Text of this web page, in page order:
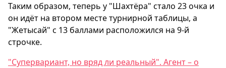
Таким образом, теперь у "Шахтёра" стало 23 очка и
он идёт на втором месте турнирной таблицы, а
"Жетысай" с 13 баллами расположился на 9-й
строчке.
"Супервариант, но вряд ли реальный". Агент – о